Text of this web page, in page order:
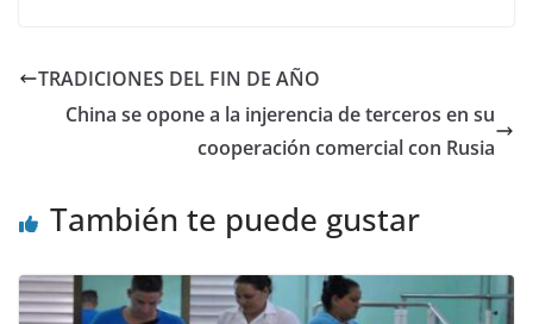
TRADICIONES DEL FIN DE AÑO
China se opone a la injerencia de terceros en su
cooperación comercial con Rusia
También te puede gustar